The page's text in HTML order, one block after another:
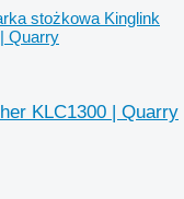
stożkowa Kinglink
Quarry
KLC1300 | Quarry